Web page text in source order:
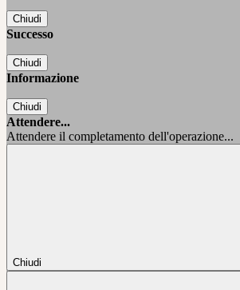
Chiudi
Successo
Chiudi
Informazione
Chiudi
Attendere...
Attendere il completamento dell'operazione...
Chiudi